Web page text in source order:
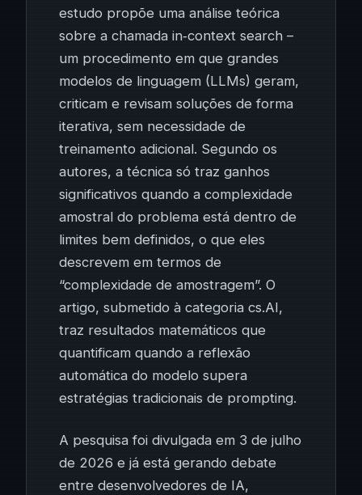
estudo propõe uma análise teórica
sobre a chamada in‑context search –
um procedimento em que grandes
modelos de linguagem (LLMs) geram,
criticam e revisam soluções de forma
iterativa, sem necessidade de
treinamento adicional. Segundo os
autores, a técnica só traz ganhos
significativos quando a complexidade
amostral do problema está dentro de
limites bem definidos, o que eles
descrevem em termos de
“complexidade de amostragem”. O
artigo, submetido à categoria cs.AI,
traz resultados matemáticos que
quantificam quando a reflexão
automática do modelo supera
estratégias tradicionais de prompting.
A pesquisa foi divulgada em 3 de julho
de 2026 e já está gerando debate
entre desenvolvedores de IA,